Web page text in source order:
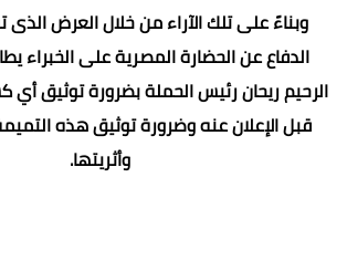
وبناءً على تلك الآراء من خلال العرض
الدفاع عن الحضارة المصرية على الخبراء
الرحيم ريحان رئيس الحملة بضرورة توثيق
قبل الإعلان عنه وضرورة توثيق هذه
وأثريتها.